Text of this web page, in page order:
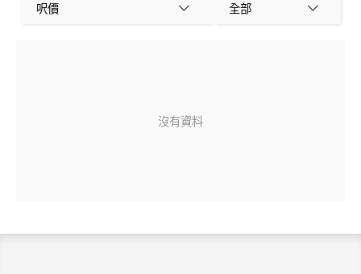
呎價 全部
沒有資料